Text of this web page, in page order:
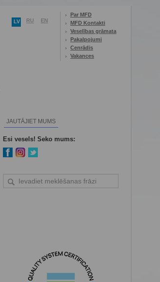
LV RU EN
Par MFD
MFD Kontakti
Veselības grāmata
Pakalpojumi
Cenrādis
Vakances
JAUTĀJIET MUMS
Esi vesels! Seko mums: